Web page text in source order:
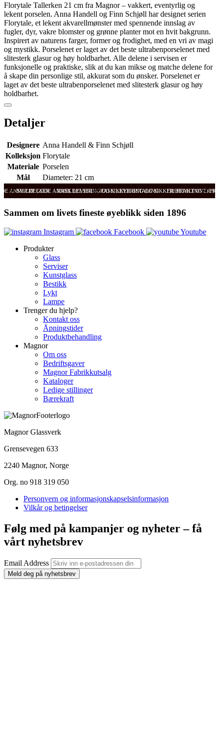
Florytale Tallerken 21 cm fra Magnor – vakkert, eventyrlig og
lekent porselen. Anna Handell og Finn Schjøll har designet serien
Florytale, et lekent akvarellmønster med spennende innslag av
fugler, dyr, vakre blomster og grønne planter mot en hvit bakgrunn.
Inspirert av naturens farger, former og frodighet, med en vri av magi
og mystikk. Porselenet er laget av det beste ultrabenporselenet med
slitesterk glasur og høy holdbarhet. Alle delene i servisen er
funksjonelle og praktiske, slik at du kan mikse og matche delene for
å skape din personlige stil, akkurat som du ønsker. Porselenet er
laget av det beste ultrabenporselenet med slitesterk glasur og høy
holdbarhet.
Detaljer
Designere Anna Handell & Finn Schjøll
Kolleksjon Florytale
Materiale Porselen
Mål
Diameter: 21 cm
ANMELDELSER RASK LEVERING OG SIKKER BETALING FRI FRAKT OVER
SVÆRT GODE ANMELDELSER RASK LEVERING OG SIKKER BETALING
Sammen om livets fineste øyeblikk siden 1896
Instagram Facebook
Youtube
Produkter
Glass
Serviser
Kunstglass
Bestikk
Lykt
Lampe
Trenger du hjelp?
Kontakt oss
Åpningstider
Produktbehandling
Magnor
Om oss
Bedriftsgaver
Magnor Fabrikkutsalg
Kataloger
Ledige stillinger
Bærekraft
Magnor Glassverk
Grensevegen 633
2240 Magnor, Norge
Org. no 918 319 050
Personvern og informasjonskapselsinformasjon
Vilkår og betingelser
Følg med på kampanjer og nyheter – få
vårt nyhetsbrev
Email Address
Meld deg på nyhetsbrev